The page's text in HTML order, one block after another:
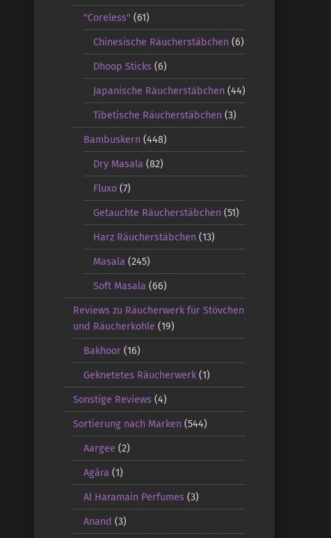
"Coreless" (61)
Chinesische Räucherstäbchen (6)
Dhoop Sticks (6)
Japanische Räucherstäbchen (44)
Tibetische Räucherstäbchen (3)
Bambuskern(448)
Dry Masala (82)
Fluxo (7)
Getauchte Räucherstäbchen (51)
Harz Räucherstäbchen (13)
Masala (245)
Soft Masala (66)
Reviews zu Räucherwerk für Stövchen
und Räucherkohle (19)
Bakhoor(16)
Geknetetes Räucherwerk(1)
Sonstige Reviews (4)
Sortierung nach Marken (544)
Aargee (2)
Agāra (1)
Al Haramain Perfumes(3)
Anand (3)